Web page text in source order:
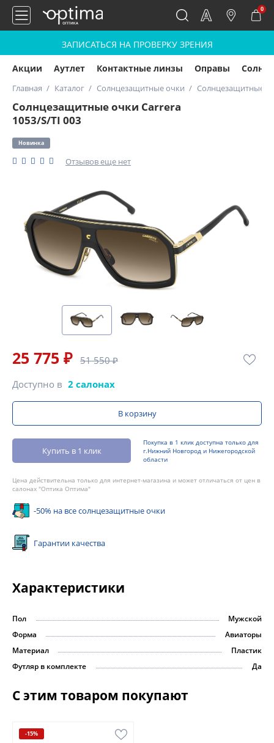
0
ЗАПИСАТЬСЯ НА ПРОВЕРКУ ЗРЕНИЯ
Акции Аутлет Контактные линзы Оправы
Главная Каталог Солнцезащитные очки Солнцезащитные
Солнцезащитные очки Carrera
1053/S/TI 003
Новинка
Отзывов еще нет
25 775 ₽ 51 550 ₽
Доступно в 2 салонах
В корзину
Купить в 1 клик
Покупка в 1 клик доступна только для
г.Нижний Новгород и Нижегородской
области
Цена действительна только для интернет-магазина и может отличаться от цен в
салонах "Оптика Оптима"
-50% на все солнцезащитные очки
Гарантии качества
Характеристики
Пол
Мужской
Форма
Авиаторы
Материал
Пластик
Футляр в комплекте
Да
С этим товаром покупают
-15%